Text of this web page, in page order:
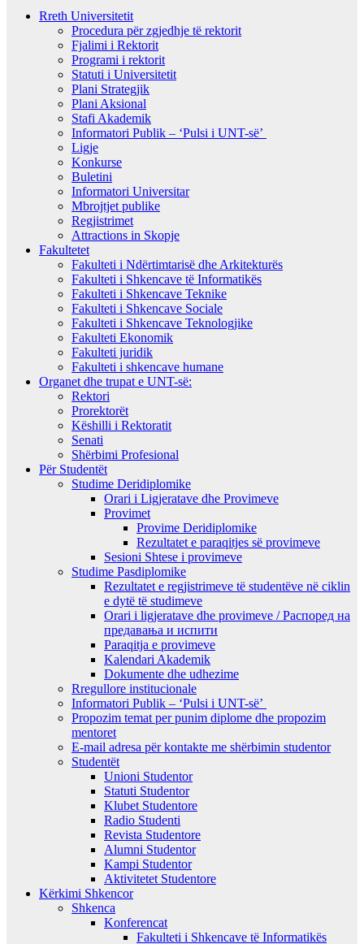
Rreth Universitetit
Procedura për zgjedhje të rektorit
Fjalimi i Rektorit
Programi i rektorit
Statuti i Universitetit
Plani Strategjik
Plani Aksional
Stafi Akademik
Informatori Publik – ‘Pulsi i UNT-së’
Ligje
Konkurse
Buletini
Informatori Universitar
Mbrojtjet publike
Regjistrimet
Attractions in Skopje
Fakultetet
Fakulteti i Ndërtimtarisë dhe Arkitekturës
Fakulteti i Shkencave të Informatikës
Fakulteti i Shkencave Teknike
Fakulteti i Shkencave Sociale
Fakulteti i Shkencave Teknologjike
Fakulteti Ekonomik
Fakulteti juridik
Fakulteti i shkencave humane
Organet dhe trupat e UNT-së:
Rektori
Prorektorët
Këshilli i Rektoratit
Senati
Shërbimi Profesional
Për Studentët
Studime Deridiplomike
Orari i Ligjeratave dhe Provimeve
Provimet
Provime Deridiplomike
Rezultatet e paraqitjes së provimeve
Sesioni Shtese i provimeve
Studime Pasdiplomike
Rezultatet e regjistrimeve të studentëve në ciklin
e dytë të studimeve
Orari i ligjeratave dhe provimeve / Распоред на
предавањa и испити
Paraqitja e provimeve
Kalendari Akademik
Dokumente dhe udhezime
Rregullore institucionale
Informatori Publik – ‘Pulsi i UNT-së’
Propozim temat per punim diplome dhe propozim
mentoret
E-mail adresa për kontakte me shërbimin studentor
Studentët
Unioni Studentor
Statuti Studentor
Klubet Studentore
Radio Studenti
Revista Studentore
Alumni Studentor
Kampi Studentor
Aktivitetet Studentore
Kërkimi Shkencor
Shkenca
Konferencat
Fakulteti i Shkencave të Informatikës